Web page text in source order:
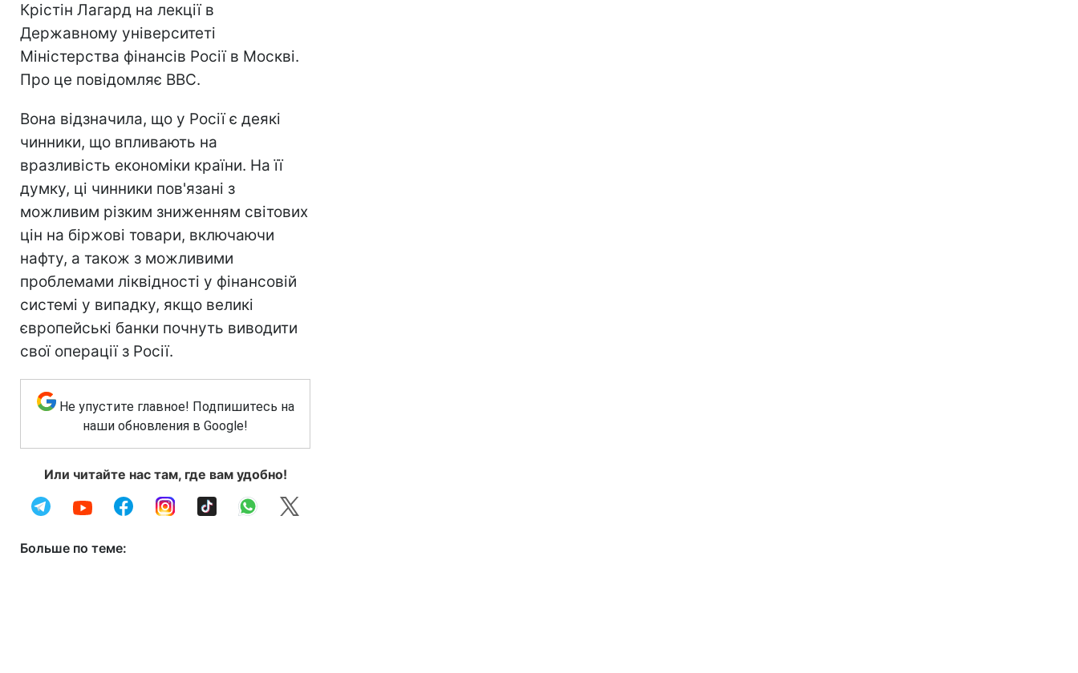
Крістін Лагард на лекції в
Державному університеті
Міністерства фінансів Росії в Москві.
Про це повідомляє ВВС.
Вона відзначила, що у Росії є деякі
чинники, що впливають на
вразливість економіки країни. На її
думку, ці чинники пов'язані з
можливим різким зниженням світових
цін на біржові товари, включаючи
нафту, а також з можливими
проблемами ліквідності у фінансовій
системі у випадку, якщо великі
європейські банки почнуть виводити
свої операції з Росії.
Не упустите главное! Подпишитесь на
наши обновления в Google!
Или читайте нас там, где вам удобно!
Больше по теме: